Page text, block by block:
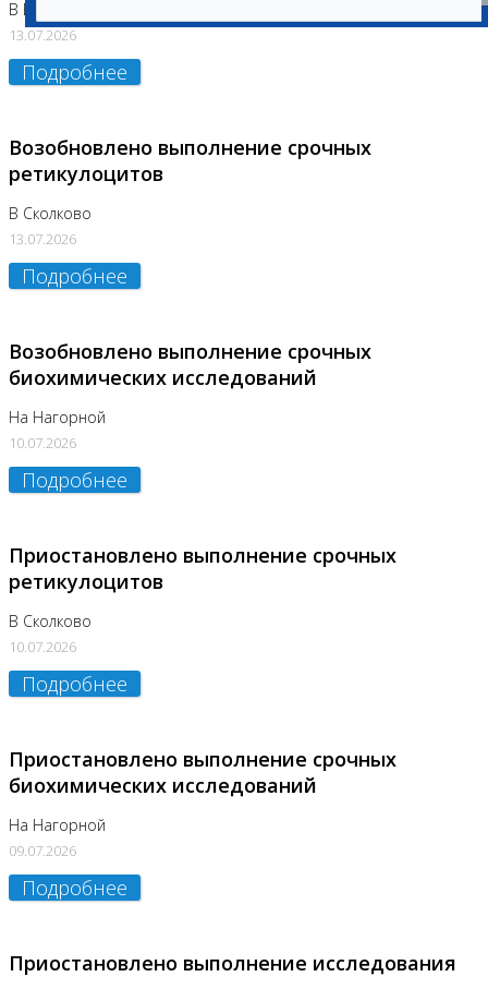
В Бутово
13.07.2026
Подробнее
Возобновлено выполнение срочных
ретикулоцитов
В Сколково
13.07.2026
Подробнее
Возобновлено выполнение срочных
биохимических исследований
На Нагорной
10.07.2026
Подробнее
Приостановлено выполнение срочных
ретикулоцитов
В Сколково
10.07.2026
Подробнее
Приостановлено выполнение срочных
биохимических исследований
На Нагорной
09.07.2026
Подробнее
Приостановлено выполнение исследования